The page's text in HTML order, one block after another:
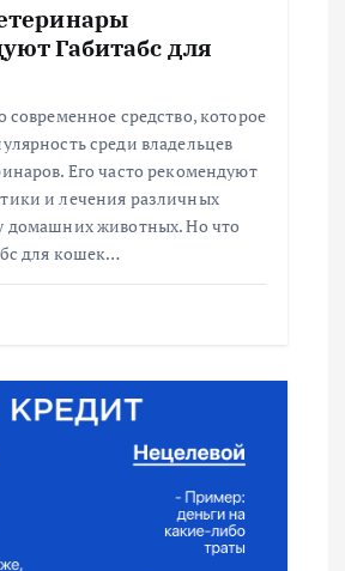
Габитабс для
современное средство, которое
среди владельцев
Его часто рекомендуют
и лечения различных
домашних животных. Но что
для кошек…